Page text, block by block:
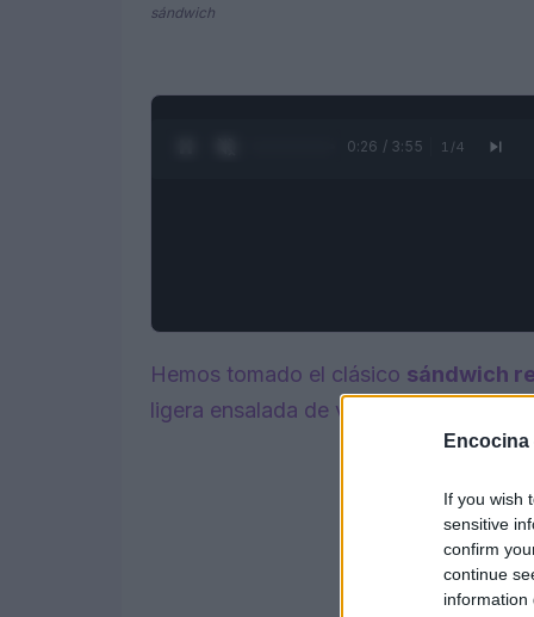
Encocina
If you wish
sensitive
confirm
continue
information
sándwich
0:27 / 3:55 1 /4
Hemos tomado el clásico sándwich
ligera ensalada de verano.